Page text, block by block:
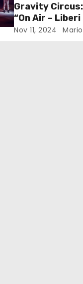
Gravity
“On Air – Liberi
Nov 11, 2024